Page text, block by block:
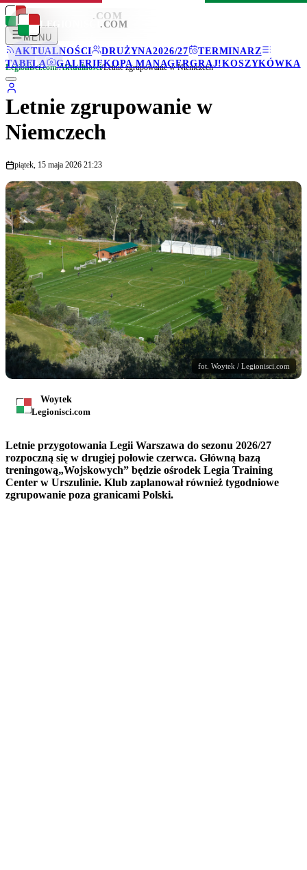
LEGIONISCI .COM
MENU
AKTUALNOŚCI
DRUŻYNA2026/27
TERMINARZ
TABELA
GALERIEKOPA MANAGERGRAJ!KOSZYKÓWKA
LEGIONISCI .COM
Legionisci.com/Aktualności/Letnie zgrupowanie w Niemczech
Letnie zgrupowanie w
Niemczech
piątek, 15 maja 2026 21:23
fot. Woytek / Legionisci.com
Woytek
Legionisci.com
Letnie przygotowania Legii Warszawa do sezonu 2026/27
rozpoczną się w drugiej połowie czerwca. Główną bazą
treningową„Wojskowych” będzie ośrodek Legia Training
Center w Urszulinie. Klub zaplanował również tygodniowe
zgrupowanie poza granicami Polski.